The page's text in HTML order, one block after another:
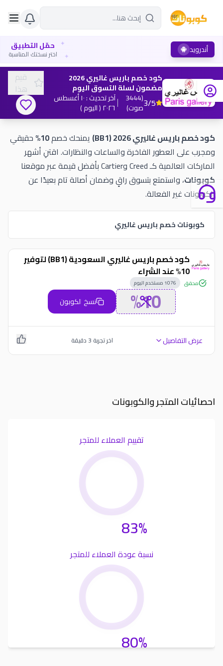
أندرويد حمّل التطبيق
اختر نسختك المناسبة
✦
✦
كود خصم باريس غاليري 2026
مضمون لسلة التسوق اليوم
3/5
(
3444
صوت)
آخر تحديث: ١٠ أغسطس
٢٠٢٦( اليوم )
قيم
هذا
كود خصم باريس غاليري 2026 (BB1) يمنحك خصم10% حقيقي
ومجرب على العطور الفاخرة والساعات والنظارات. اقتنِ أشهر
الماركات العالمية كـ Creed وCartier بأفضل قيمة عبر موقعنا
كوبونات، واستمتع بتسوق راقٍ وضمان أصالة تام بعيدًا عن
الكوبونات غير الفعالة.
كوبونات خصم باريس غاليري
كود خصم باريس غاليري السعودية (BB1) لتوفير
10% عند الشراء
محقق 1076 مستخدم اليوم
%10 نسخ الكوبون
عرض التفاصيل اخر تجربة 3دقيقة
احصائيات المتجر والكوبونات
تقييم العملاء للمتجر
83%
نسبة عودة العملاء للمتجر
80%